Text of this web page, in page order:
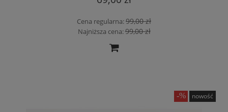
Cena regularna:99,00 zł
Najniższa cena:99,00 zł
nowość